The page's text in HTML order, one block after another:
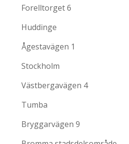
Forelltorget 6
Huddinge
Ågestavägen 1
Stockholm
Västbergavägen 4
Tumba
Bryggarvägen 9